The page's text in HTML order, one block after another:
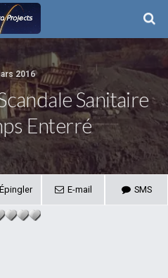
2016
Sanitaire
Enterré
Épingler E-mail SMS